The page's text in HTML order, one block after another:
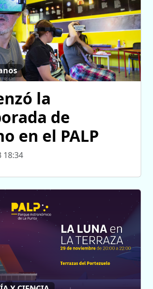
la
de
en el PALP
18:34